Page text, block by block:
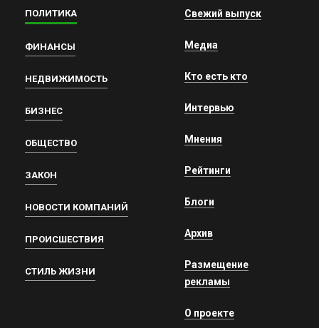
ПОЛИТИКА
ФИНАНСЫ
НЕДВИЖИМОСТЬ
БИЗНЕС
ОБЩЕСТВО
ЗАКОН
НОВОСТИ КОМПАНИЙ
ПРОИСШЕСТВИЯ
СТИЛЬ ЖИЗНИ
Свежий выпуск
Медиа
Кто есть кто
Интервью
Мнения
Рейтинги
Блоги
Архив
Размещение
рекламы
О проекте